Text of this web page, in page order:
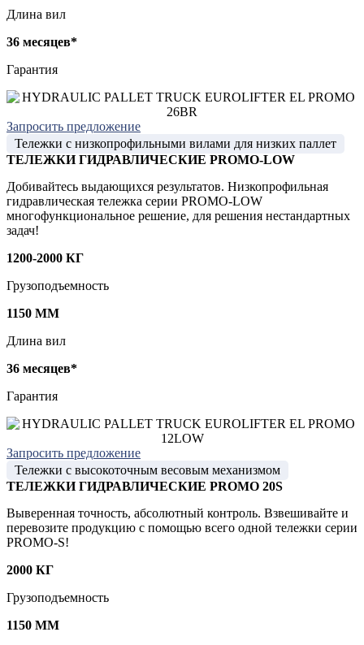
Длина вил
36 месяцев*
Гарантия
Запросить предложение
Тележки с низкопрофильными вилами для низких паллет
ТЕЛЕЖКИ ГИДРАВЛИЧЕСКИЕ PROMO-LOW
Добивайтесь выдающихся результатов. Низкопрофильная
гидравлическая тележка серии PROMO-LOW
многофункциональное решение, для решения нестандартных
задач!
1200-2000 КГ
Грузоподъемность
1150 ММ
Длина вил
36 месяцев*
Гарантия
Запросить предложение
Тележки с высокоточным весовым механизмом
ТЕЛЕЖКИ ГИДРАВЛИЧЕСКИЕ PROMO 20S
Выверенная точность, абсолютный контроль. Взвешивайте и
перевозите продукцию с помощью всего одной тележки серии
PROMO-S!
2000 КГ
Грузоподъемность
1150 ММ